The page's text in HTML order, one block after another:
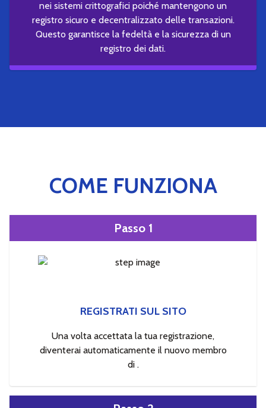
nei sistemi crittografici poiché mantengono un
registro sicuro e decentralizzato delle transazioni.
Questo garantisce la fedeltà e la sicurezza di un
registro dei dati.
COME FUNZIONA
Passo 1
REGISTRATI SUL SITO
Una volta accettata la tua registrazione,
diventerai automaticamente il nuovo membro
di .